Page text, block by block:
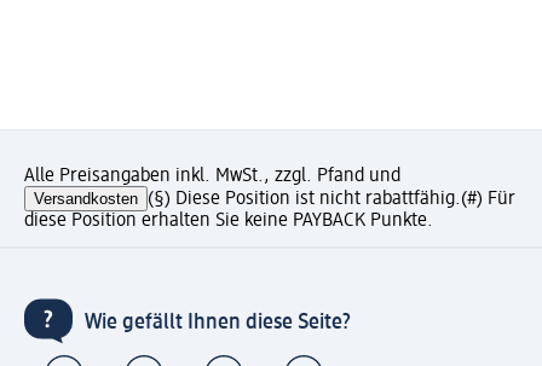
Alle Preisangaben inkl. MwSt., zzgl. Pfand und
Versandkosten (§) Diese Position ist nicht rabattfähig.(#) Für
diese Position erhalten Sie keine PAYBACK Punkte.
Wie gefällt Ihnen diese Seite?